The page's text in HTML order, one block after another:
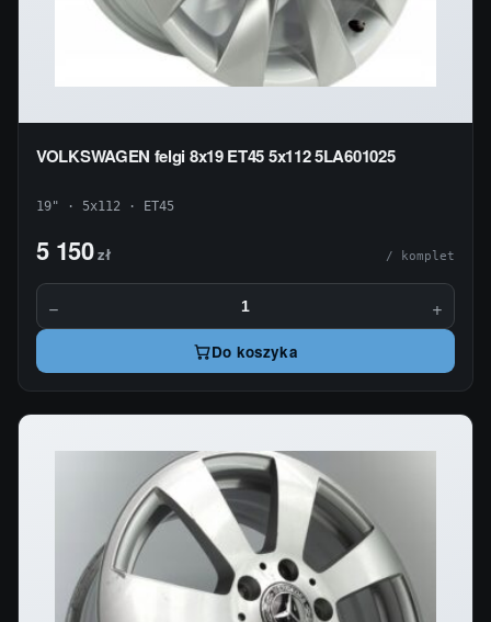
VOLKSWAGEN felgi 8x19 ET45 5x112 5LA601025
19" · 5x112 · ET45
5 150zł / komplet
− +
Do koszyka